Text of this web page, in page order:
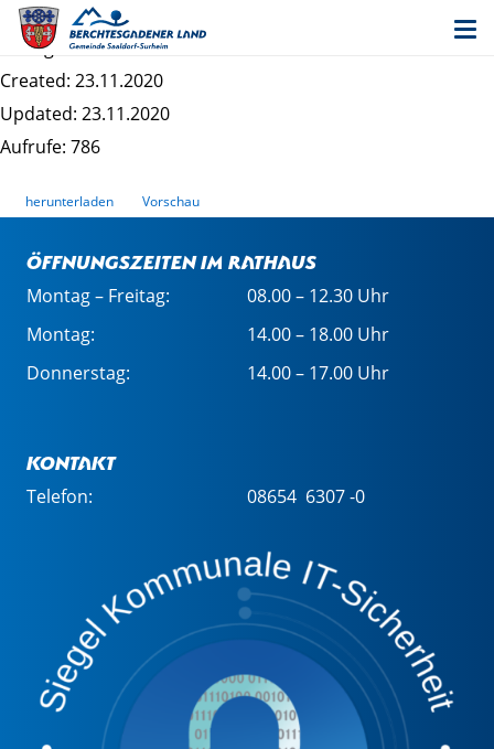
EWS1
Dateigrösse: 17.24 KB
Created: 23.11.2020
Updated: 23.11.2020
Aufrufe: 786
herunterladen Vorschau
Öffnungszeiten im Rathaus
Montag – Freitag:
08.00 – 12.30 Uhr
Montag:
14.00 – 18.00 Uhr
Donnerstag:
14.00 – 17.00 Uhr
Kontakt
Telefon: 08654 6307 -0